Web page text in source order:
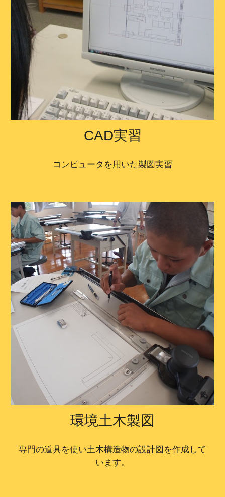
CAD実習
コンピュータを用いた製図実習
環境土木製図
専門の道具を使い土木構造物の設計図を作成して
います。